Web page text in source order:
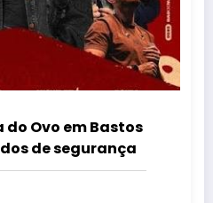
Ovo em Bastos
de segurança